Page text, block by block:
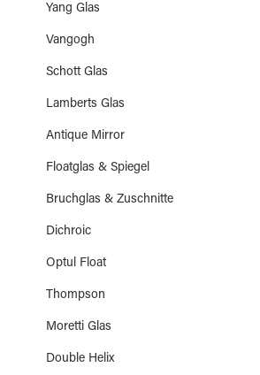
Yang Glas
Vangogh
Schott Glas
Lamberts Glas
Antique Mirror
Floatglas & Spiegel
Bruchglas & Zuschnitte
Dichroic
Optul Float
Thompson
Moretti Glas
Double Helix